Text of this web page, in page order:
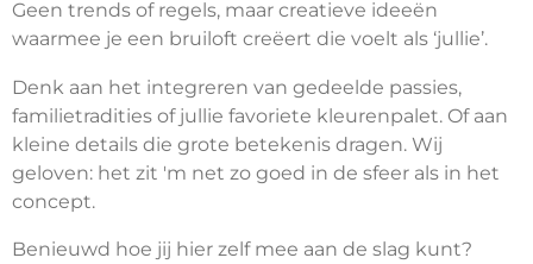
Geen trends of regels, maar creatieve ideeën
waarmee je een bruiloft creëert die voelt als ‘jullie’.
Denk aan het integreren van gedeelde passies,
familietradities of jullie favoriete kleurenpalet. Of aan
kleine details die grote betekenis dragen. Wij
geloven: het zit 'm net zo goed in de sfeer als in het
concept.
Benieuwd hoe jij hier zelf mee aan de slag kunt?